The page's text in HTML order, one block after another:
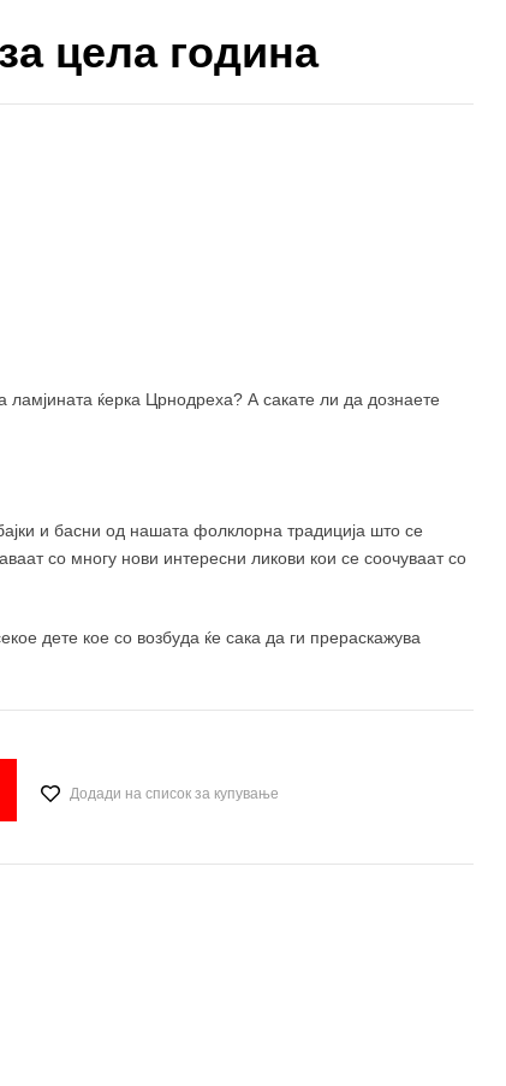
299 ден
490 ден
цела година
ламјината ќерка Црнодреха? А сакате ли да дознаете
и басни од нашата фолклорна традиција што се
со многу нови интересни ликови кои се соочуваат со
дете кое со возбуда ќе сака да ги прераскажува
Додади на список за купување